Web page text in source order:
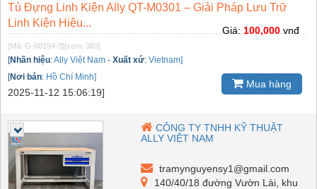
Tủ Đựng Linh Kiện Ally QT-M0301 – Giải Pháp Lưu Trữ
Linh Kiện Hiệu...
[Mã: G-68194-3][xem: 383]
[Nhãn hiệu:Ally Việt Nam - Xuất xứ: Vietnam]
[Nơi bán: Hồ Chí Minh]
2025-11-12 15:06:19]
Giá: 100,000 vnđ
Mua hàng
CÔNG TY TNHH KỸ THUẬT
ALLY VIỆT NAM
tramynguyensy1@gmail.com
140/40/18 đường Vườn Lài, khu